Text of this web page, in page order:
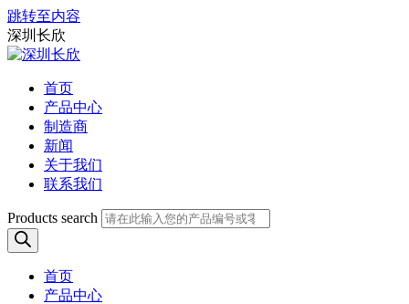
跳转至内容
深圳长欣
首页
产品中心
制造商
新闻
关于我们
联系我们
Products search
首页
产品中心